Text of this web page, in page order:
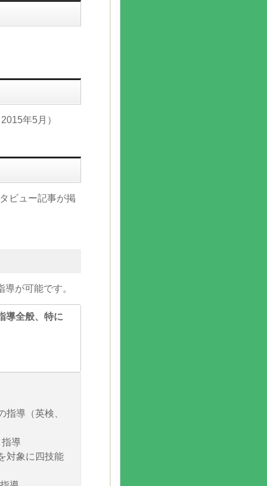
年5月）
ビュー記事が掲
が可能です。
導全般、特に
導（英検、
導
対象に四技能